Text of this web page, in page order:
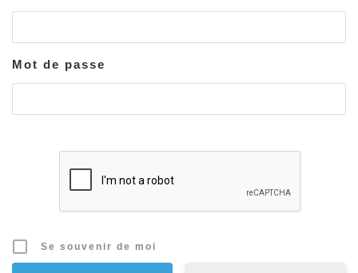
Mot de passe
Se souvenir de moi